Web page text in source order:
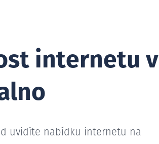
internetu v
uvidíte nabídku internetu na